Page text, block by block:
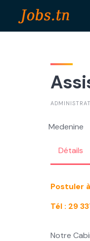
Medenine
Détails
Postuler
Tél : 29
Notre